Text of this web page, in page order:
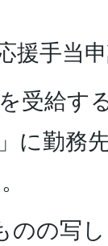
援手当
受給す
に勤務
のの写し